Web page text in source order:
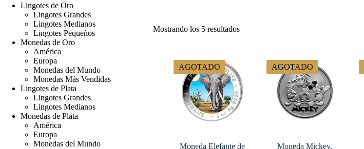
Mostrando los 5 resultados
AGOTADO
Moneda Elefante de
AGOTADO
Moneda Mickey,
Lingotes de Oro
Lingotes Grandes
Lingotes Medianos
Lingotes Pequeños
Monedas de Oro
América
Europa
Monedas del Mundo
Monedas Más Vendidas
Lingotes de Plata
Lingotes Grandes
Lingotes Medianos
Monedas de Plata
América
Europa
Monedas del Mundo